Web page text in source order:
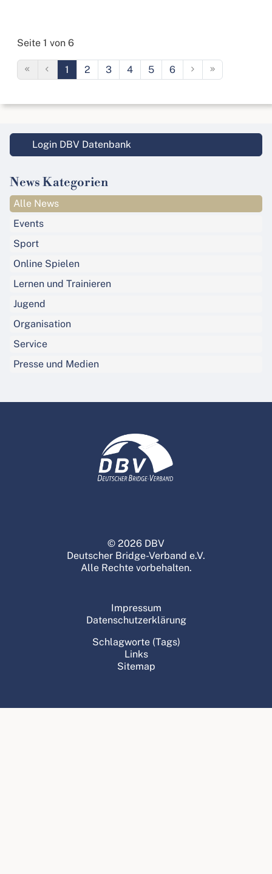
Seite 1 von 6
1 2 3 4 5 6
Login DBV Datenbank
News Kategorien
Alle News
Events
Sport
Online Spielen
Lernen und Trainieren
Jugend
Organisation
Service
Presse und Medien
© 2026 DBV
Deutscher Bridge-Verband e.V.
Alle Rechte vorbehalten.
Impressum
Datenschutzerklärung
Schlagworte (Tags)
Links
Sitemap